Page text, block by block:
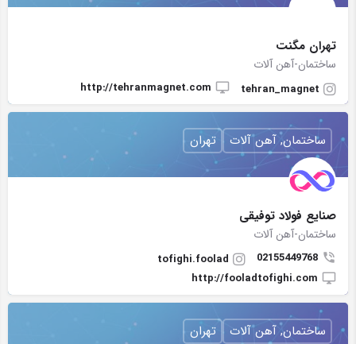
تهران مگنت
ساختمان-آهن آلات
tehran_magnet
http://tehranmagnet.com
صنايع فولاد توفیقی
ساختمان-آهن آلات
02155449768
tofighi.foolad
http://fooladtofighi.com
ساختمان, آهن آلات تهران
ساختمان, آهن آلات تهران